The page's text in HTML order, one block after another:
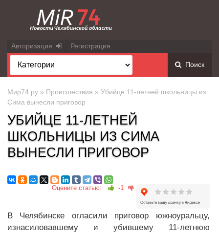
Авторизация Регистрация
Поиск
Мир74.ру » Происшествия » Убийце 11-летней школьницы из
Сима вынесли приговор
УБИЙЦЕ 11-ЛЕТНЕЙ
ШКОЛЬНИЦЫ ИЗ СИМА
ВЫНЕСЛИ ПРИГОВОР
Оцените статью: -1
В Челябинске огласили приговор южноуральцу,
изнасиловавшему и убившему 11-летнюю